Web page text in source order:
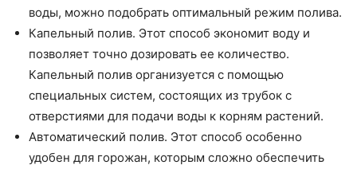
воды, можно подобрать оптимальный режим полива.
Капельный полив. Этот способ экономит воду и
позволяет точно дозировать ее количество.
Капельный полив организуется с помощью
специальных систем, состоящих из трубок с
отверстиями для подачи воды к корням растений.
Автоматический полив. Этот способ особенно
удобен для горожан, которым сложно обеспечить